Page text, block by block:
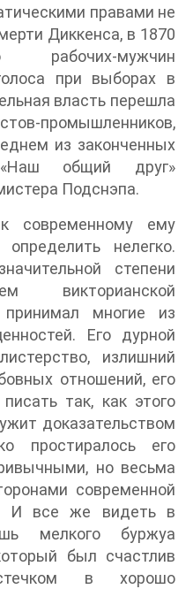
правами не
Диккенса, в 1870
рабочих-мужчин
при выборах в
власть перешла
промышленников,
из законченных
общий друг»
Подснэпа.
современному ему
нелегко.
степени
викторианской
многие из
Его дурной
излишний
отношений, его
так, как этого
доказательством
простиралось его
но весьма
современной
И все же видеть в
мелкого буржуа
был счастлив
в хорошо